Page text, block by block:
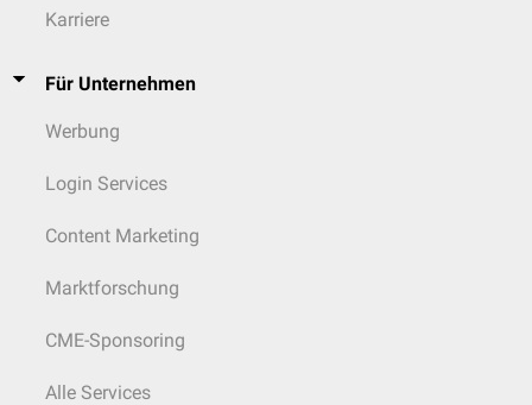
Karriere
Für Unternehmen
Werbung
Login Services
Content Marketing
Marktforschung
CME-Sponsoring
Alle Services